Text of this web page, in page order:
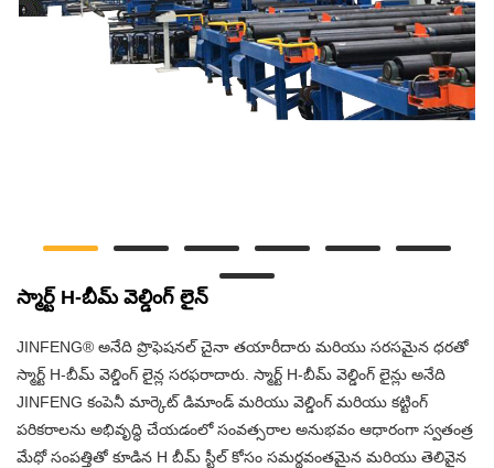
స్మార్ట్ H-బీమ్ వెల్డింగ్ లైన్
JINFENG® అనేది ప్రొఫెషనల్ చైనా తయారీదారు మరియు సరసమైన ధరతో
స్మార్ట్ H-బీమ్ వెల్డింగ్ లైన్ల సరఫరాదారు. స్మార్ట్ H-బీమ్ వెల్డింగ్ లైన్లు అనేది
JINFENG కంపెనీ మార్కెట్ డిమాండ్ మరియు వెల్డింగ్ మరియు కట్టింగ్
పరికరాలను అభివృద్ధి చేయడంలో సంవత్సరాల అనుభవం ఆధారంగా స్వతంత్ర
మేధో సంపత్తితో కూడిన H బీమ్ స్టీల్ కోసం సమర్థవంతమైన మరియు తెలివైన